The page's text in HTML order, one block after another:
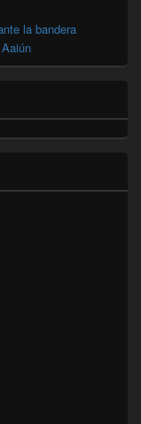
la bandera